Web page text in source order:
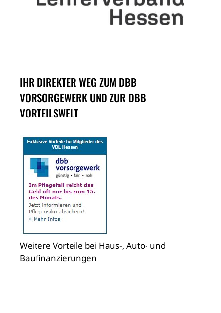
IHR DIREKTER WEG ZUM DBB
VORSORGEWERK UND ZUR DBB
VORTEILSWELT
Weitere Vorteile bei Haus-, Auto- und
Baufinanzierungen